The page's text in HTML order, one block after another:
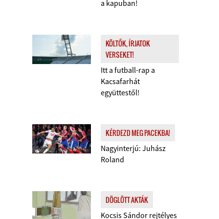
a kapuban!
KÖLTŐK, ÍRJATOK
VERSEKET!
Itt a futball-rap a
Kacsafarhát
együttestől!
KÉRDEZD MEG PACEKBA!
Nagyinterjú: Juhász
Roland
DÖGLÖTT AKTÁK
Kocsis Sándor rejtélyes